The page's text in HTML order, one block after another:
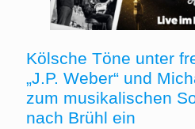
Kölsche Töne unter
„J.P. Weber“ und
zum musikalischen
nach Brühl ein